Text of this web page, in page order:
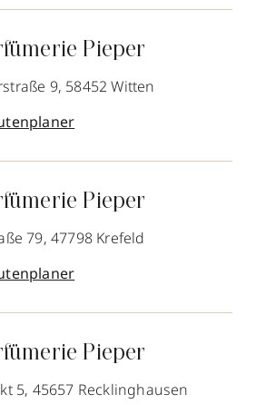
Pieper
9, 58452 Witten
Pieper
79, 47798 Krefeld
Pieper
5, 45657 Recklinghausen